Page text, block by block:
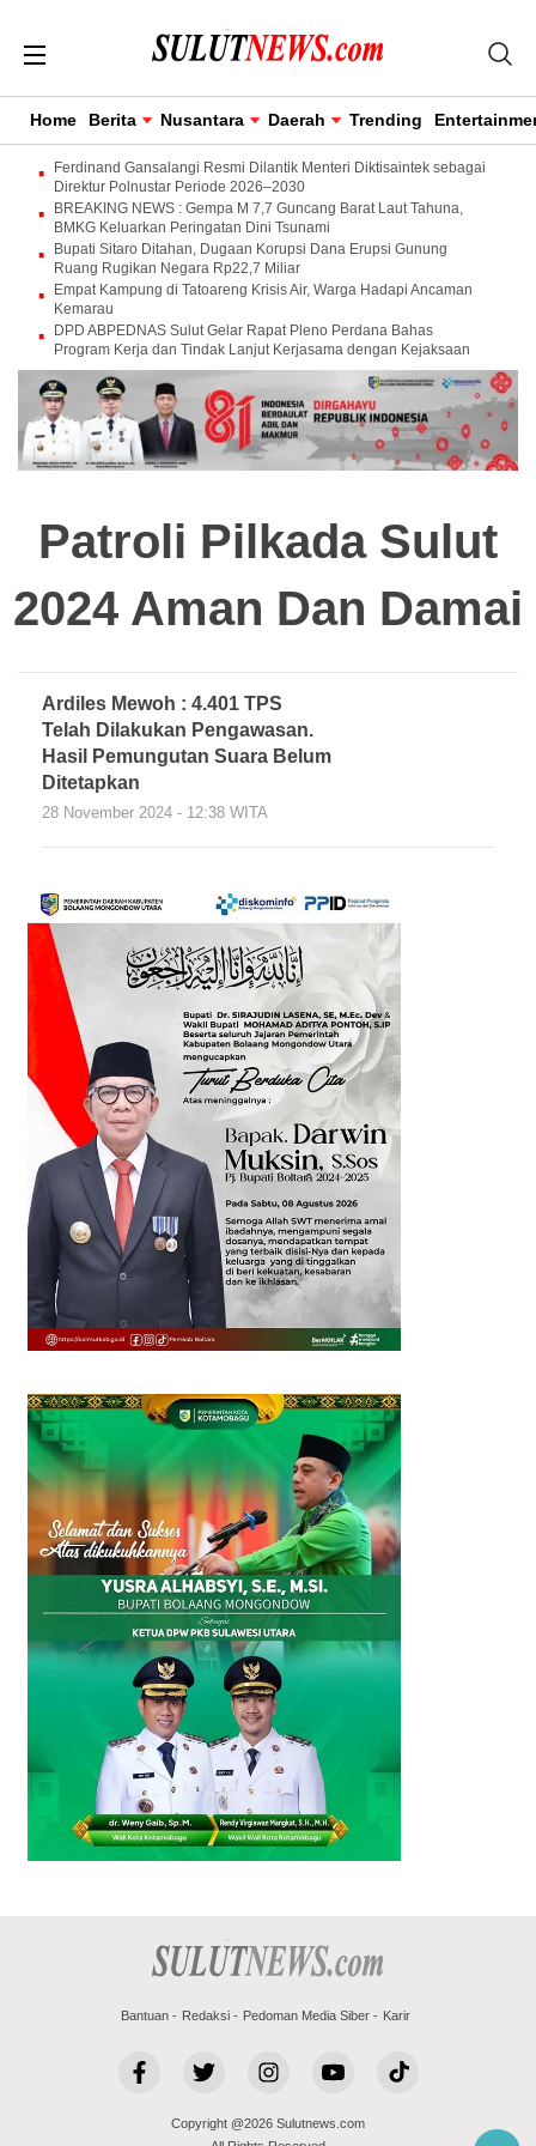
Home Berita Nusantara Daerah Trending
Ferdinand Gansalangi Resmi Dilantik Menteri Diktisaintek sebagai
Direktur Polnustar Periode 2026–2030
BREAKING NEWS : Gempa M 7,7 Guncang Barat Laut Tahuna,
BMKG Keluarkan Peringatan Dini Tsunami
Bupati Sitaro Ditahan, Dugaan Korupsi Dana Erupsi Gunung
Ruang Rugikan Negara Rp22,7 Miliar
Empat Kampung di Tatoareng Krisis Air, Warga Hadapi Ancaman
Kemarau
DPD ABPEDNAS Sulut Gelar Rapat Pleno Perdana Bahas
Program Kerja dan Tindak Lanjut Kerjasama dengan Kejaksaan
Patroli Pilkada Sulut
2024 Aman Dan Damai
Ardiles Mewoh : 4.401 TPS
Telah Dilakukan Pengawasan.
Hasil Pemungutan Suara Belum
Ditetapkan
28 November 2024 - 12:38 WITA
Bantuan Redaksi Pedoman Media Siber Karir
Copyright @2026 Sulutnews.com